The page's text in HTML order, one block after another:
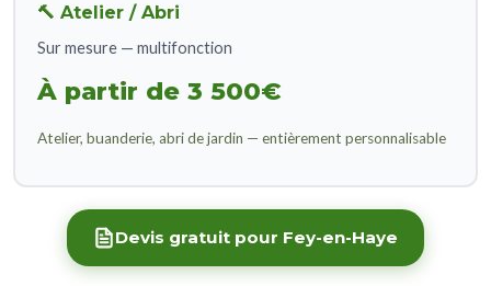
🔨 Atelier / Abri
Sur mesure — multifonction
À partir de 3 500€
Atelier, buanderie, abri de jardin — entièrement personnalisable
Devis gratuit pour Fey-en-Haye